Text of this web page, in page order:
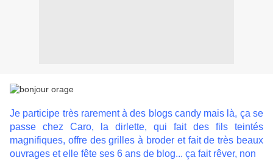
Je participe très rarement à des blogs candy mais là, ça se
passe chez Caro, la dirlette, qui fait des fils teintés
magnifiques, offre des grilles à broder et fait de très beaux
ouvrages et elle fête ses 6 ans de blog... ça fait rêver, non